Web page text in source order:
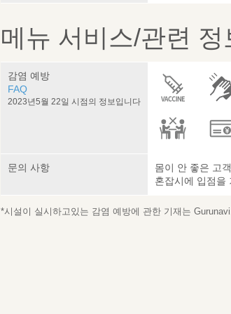
메뉴 서비스/관련 정
감염 예방
FAQ
2023년5월 22일 시점의 정보입니다
문의 사항
몸이 안 좋은 고
혼잡시에 입점을
*시설이 실시하고있는 감염 예방에 관한 기재는